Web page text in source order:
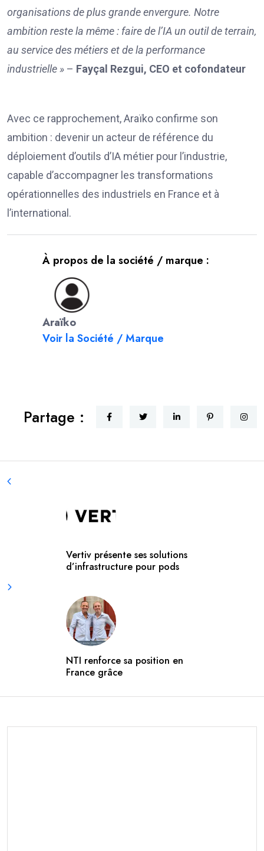
organisations de plus grande envergure. Notre
ambition reste la même : faire de l’IA un outil de terrain,
au service des métiers et de la performance
industrielle » – Fayçal Rezgui, CEO et cofondateur
Avec ce rapprochement, Araïko confirme son
ambition : devenir un acteur de référence du
déploiement d’outils d’IA métier pour l’industrie,
capable d’accompagner les transformations
opérationnelles des industriels en France et à
l’international.
À propos de la société / marque :
Araïko
Voir la Société / Marque
Partage :
Vertiv présente ses solutions
d’infrastructure pour pods
NTI renforce sa position en
France grâce